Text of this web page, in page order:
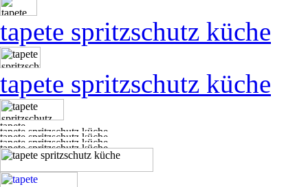
tapete spritzschutz küche
tapete spritzschutz küche